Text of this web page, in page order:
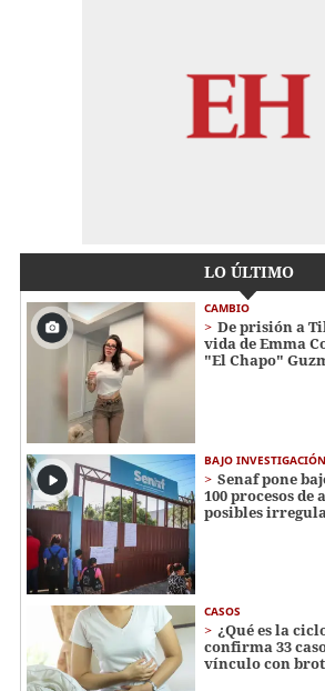
LO ÚLTIMO
CAMBIO
De prisión a
vida de Emma
"El Chapo"
BAJO INVESTIGACIÓN
Senaf pone
100 procesos de
posibles
CASOS
¿Qué es la
confirma 33
vínculo con